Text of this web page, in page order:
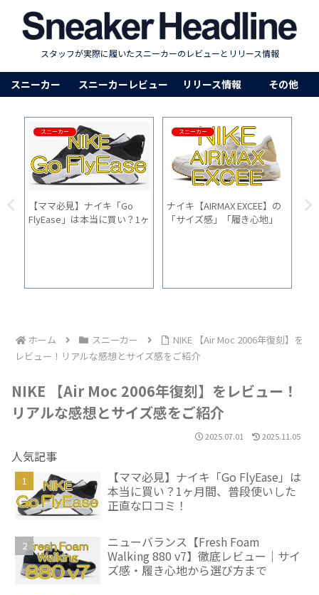
スタッフが実際に履いたスニーカーのレビューとリリース情報
スニーカー スニーカーレビュー リリース情報 その他
スニーカー
【ママ必見】ナイキ「Go
FlyEase」は本当に買い？1ヶ
スニーカー
ナイキ【AIRMAX EXCEE】の
「サイズ感」「履き心地」
ホーム スニーカー
NIKE 【Air Moc 2006年復刻】を
レビュー！リアルな感想とサイズ感をご紹介
NIKE 【Air Moc 2006年復刻】をレビュー！
リアルな感想とサイズ感をご紹介
2025.07.01 2025.11.05
人気記事
【ママ必見】ナイキ「Go FlyEase」は
本当に買い？1ヶ月間、普段使いした
正直な口コミ！
ニューバランス【Fresh Foam
Walking 880 v7】徹底レビュー｜サイ
ズ感・履き心地から選び方まで